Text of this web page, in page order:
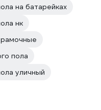
на батарейках
нк
пола
уличный